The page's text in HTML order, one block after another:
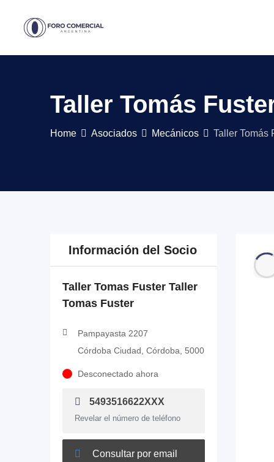
Taller Tomás
Home Asociados Mecánicos Taller Tomás
Información del Socio
Taller Tomas Fuster Taller
Tomas Fuster
Pampayasta 2207
Córdoba Ciudad, Córdoba, 5000
Desconectado ahora
5493516622XXX
Revelar el número de teléfono
Consultar por email